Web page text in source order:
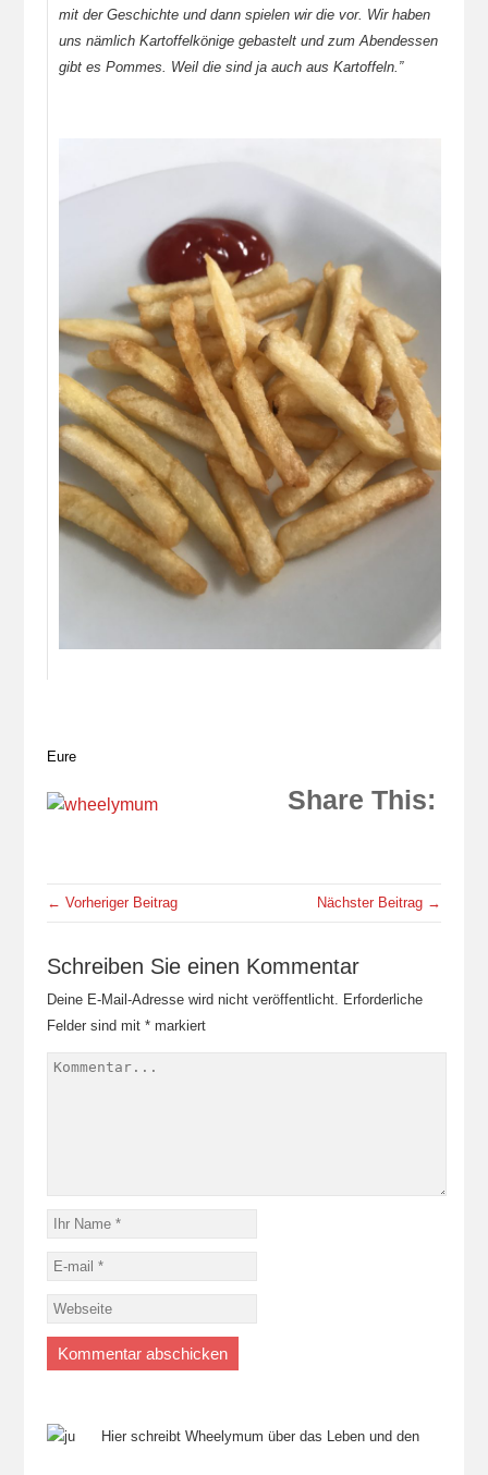
mit der Geschichte und dann spielen wir die vor. Wir haben
uns nämlich Kartoffelkönige gebastelt und zum Abendessen
gibt es Pommes. Weil die sind ja auch aus Kartoffeln.”
Eure
Share This:
← Vorheriger Beitrag Nächster Beitrag →
Schreiben Sie einen Kommentar
Deine E-Mail-Adresse wird nicht veröffentlicht. Erforderliche
Felder sind mit *markiert
Hier schreibt Wheelymum über das Leben und den